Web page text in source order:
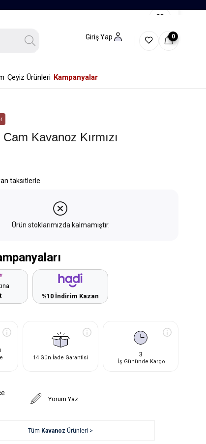
Giriş Yap 0
Çeyiz Ürünleri Kampanyalar
Kavanoz Kırmızı
taksitlerle
Ürün stoklarımızda kalmamıştır.
%10 İndirim Kazan
14 Gün İade Garantisi 3
İş Gününde Kargo
Yorum Yaz
Tüm Kavanoz Ürünleri >